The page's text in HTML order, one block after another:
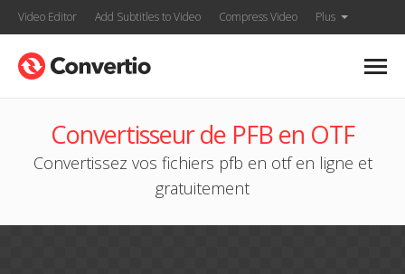
Video Editor Add Subtitles to Video Compress Video Plus
Convertisseur de PFB en OTF
Convertissez vos fichiers pfb en otf en ligne et
gratuitement